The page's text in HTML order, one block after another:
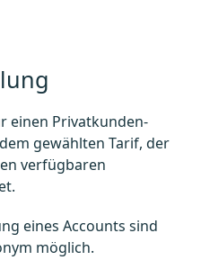
einen Privatkunden-
gewählten Tarif, der
verfügbaren
eines Accounts sind
möglich.